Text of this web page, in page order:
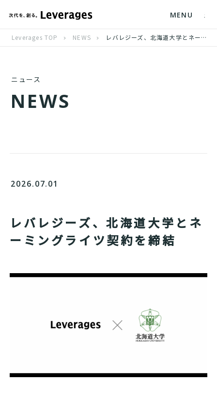
MENU
Leverages TOP NEWS レバレジーズ、北海道大学とネーミングライツ契約を締結
ニュース
NEWS
2026.07.01
レバレジーズ、北海道大学とネ
ーミングライツ契約を締結